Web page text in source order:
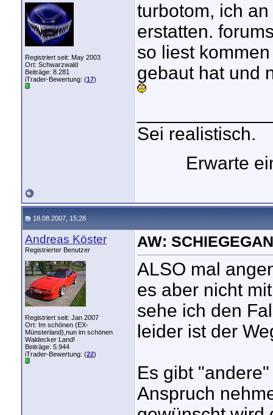
Registriert seit: May 2003
Ort: Schwarzwald
Beiträge: 8.281
iTrader-Bewertung: (17)
turbotom, ich
erstatten.
so liest
gebaut hat und
Sei realistisch.
Erwarte
18.08.2007, 15:28
Andreas Köster
Registrierter Benutzer
Registriert seit: Jan 2007
Ort: Im schönen (EX-
Münsterland),nun im schönen
Waldecker Land!
Beiträge: 5.944
iTrader-Bewertung: (22)
AW:
ALSO mal
es aber nicht
sehe ich den
leider ist der
Es gibt
Anspruch